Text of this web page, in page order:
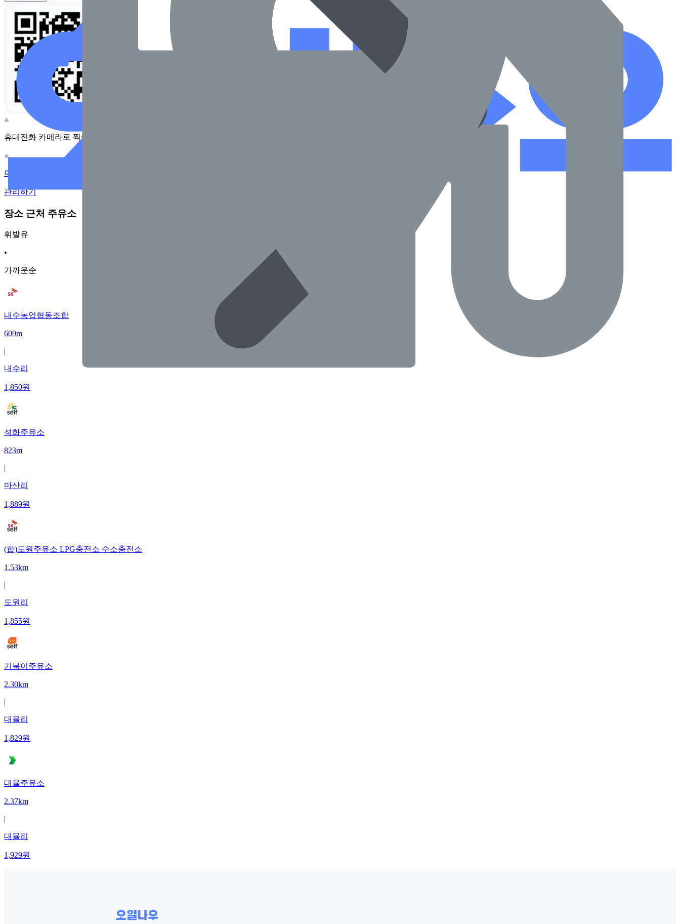
휴대전화 카메라로 찍어보세요
이 주유소의 사장님이신가요?
관리하기
장소 근처 주유소
휘발유
•
가까운순
내수농업협동조합
609m
|
내수리
1,850원
석화주유소
823m
|
마산리
1,889원
(합)도원주유소 LPG충전소 수소충전소
1.53km
|
도원리
1,855원
거북이주유소
2.30km
|
대율리
1,829원
대율주유소
2.37km
|
대율리
1,929원